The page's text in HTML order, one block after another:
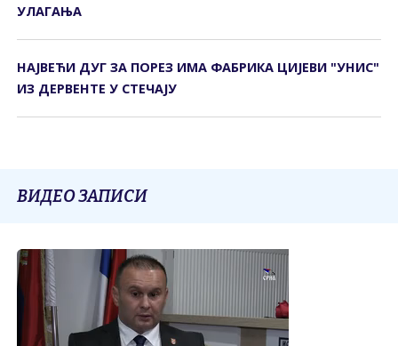
УЛАГАЊА
НАЈВЕЋИ ДУГ ЗА ПОРЕЗ ИМА ФАБРИКА ЦИЈЕВИ "УНИС"
ИЗ ДЕРВЕНТЕ У СТЕЧАЈУ
ВИДЕО ЗАПИСИ